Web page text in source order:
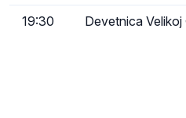
19:30 Devetnica